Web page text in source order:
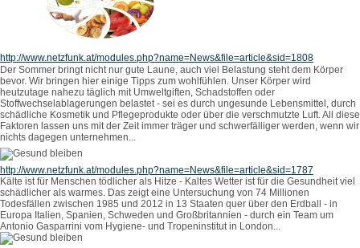
http://www.netzfunk.at/modules.php?name=News&file=article&sid=1808
Der Sommer bringt nicht nur gute Laune, auch viel Belastung steht dem Körper
bevor. Wir bringen hier einige Tipps zum wohlfühlen. Unser Körper wird
heutzutage nahezu täglich mit Umweltgiften, Schadstoffen oder
Stoffwechselablagerungen belastet - sei es durch ungesunde Lebensmittel, durch
schädliche Kosmetik und Pflegeprodukte oder über die verschmutzte Luft. All diese
Faktoren lassen uns mit der Zeit immer träger und schwerfälliger werden, wenn wir
nichts dagegen unternehmen...
http://www.netzfunk.at/modules.php?name=News&file=article&sid=1787
Kälte ist für Menschen tödlicher als Hitze - Kaltes Wetter ist für die Gesundheit viel
schädlicher als warmes. Das zeigt eine Untersuchung von 74 Millionen
Todesfällen zwischen 1985 und 2012 in 13 Staaten quer über den Erdball - in
Europa Italien, Spanien, Schweden und Großbritannien - durch ein Team um
Antonio Gasparrini vom Hygiene- und Tropeninstitut in London...